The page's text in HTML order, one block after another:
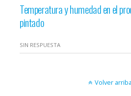
Temperatura y humedad en el
pintado
SIN RESPUESTA
Volver arriba